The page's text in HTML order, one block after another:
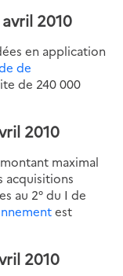
2010
en application
de
de 240 000
2010
maximal
acquisitions
au 2° du I de
est
2010